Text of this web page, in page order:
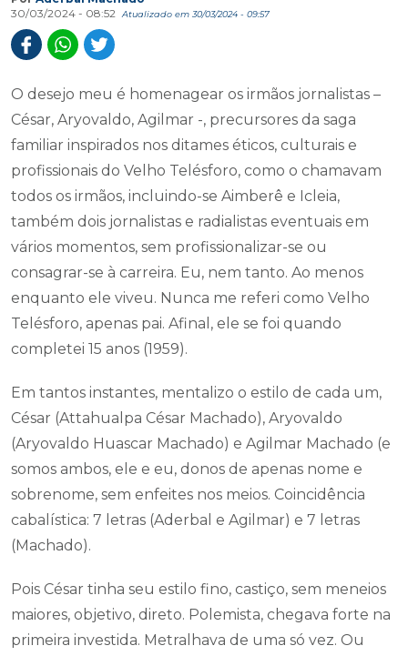
30/03/2024 - 08:52
Atualizado em 30/03/2024 - 09:57
O desejo meu é homenagear os irmãos jornalistas –
César, Aryovaldo, Agilmar -, precursores da saga
familiar inspirados nos ditames éticos, culturais e
profissionais do Velho Telésforo, como o chamavam
todos os irmãos, incluindo-se Aimberê e Icleia,
também dois jornalistas e radialistas eventuais em
vários momentos, sem profissionalizar-se ou
consagrar-se à carreira. Eu, nem tanto. Ao menos
enquanto ele viveu. Nunca me referi como Velho
Telésforo, apenas pai. Afinal, ele se foi quando
completei 15 anos (1959).
Em tantos instantes, mentalizo o estilo de cada um,
César (Attahualpa César Machado), Aryovaldo
(Aryovaldo Huascar Machado) e Agilmar Machado (e
somos ambos, ele e eu, donos de apenas nome e
sobrenome, sem enfeites nos meios. Coincidência
cabalística: 7 letras (Aderbal e Agilmar) e 7 letras
(Machado).
Pois César tinha seu estilo fino, castiço, sem meneios
maiores, objetivo, direto. Polemista, chegava forte na
primeira investida. Metralhava de uma só vez. Ou